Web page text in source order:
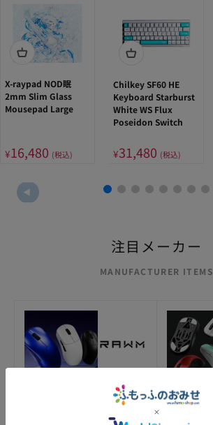
X-raypad NOD眠
2mm Slim Glass
Mousepad Large
¥16,480 (税込)
Chilkey SF60 HE
Keyboard Starburst
White WS Flux
Poseidon Switch
¥31,480 (税込)
MANUFACTURER ITEMS